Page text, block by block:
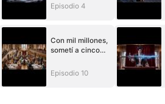
Episodio 4
Con mil millones,
sometí a cinco
Episodio 10